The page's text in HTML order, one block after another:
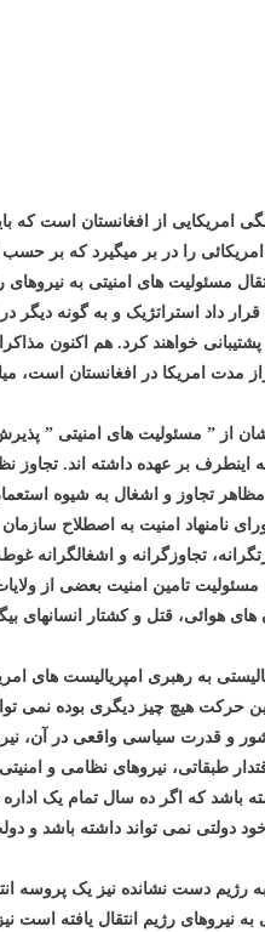
داد استراتژیک و به گونه
خواهند کرد. هم اکنون
از ” مسئولیت های امنیتی ”
تجاوز و اشغال به شیوه
نامنهاد امنیت به اصطلاح
تجاوزگرانه و اشغالگرانه
تامین امنیت بعضی از
هوائی، قتل و کشتار
به رهبری امپریالیست
حرکت هیچ چیز دیگری بوده نمی
و قدرت سیاسی واقعی در آن،
طبقاتی، نیروهای نظامی و
که اگر ده سال تمام یک
نمی تواند داشته باشد و
رژیم دست نشانده نیز یک
رژیم انتقال یافته است